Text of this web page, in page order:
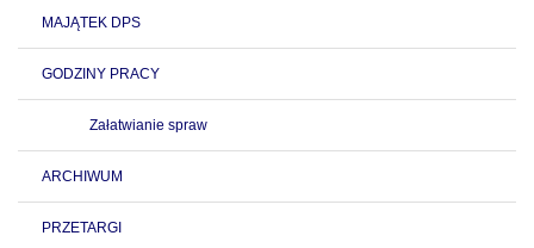
MAJĄTEK DPS
GODZINY PRACY
Załatwianie spraw
ARCHIWUM
PRZETARGI